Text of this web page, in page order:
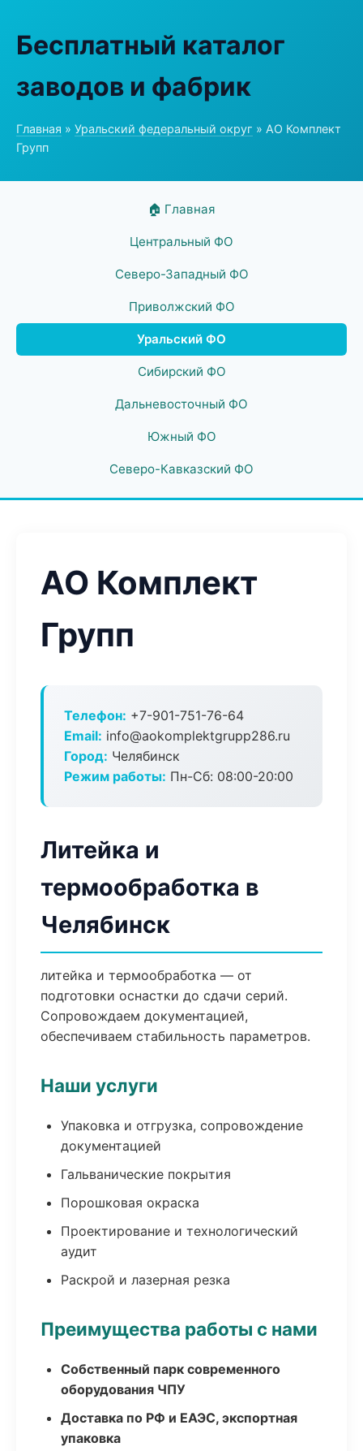
Бесплатный каталог
заводов и фабрик
Главная » Уральский федеральный округ » АО Комплект
Групп
🏠 Главная
Центральный ФО
Северо-Западный ФО
Приволжский ФО
Уральский ФО
Сибирский ФО
Дальневосточный ФО
Южный ФО
Северо-Кавказский ФО
АО Комплект
Групп
Телефон: +7-901-751-76-64
Email: info@aokomplektgrupp286.ru
Город: Челябинск
Режим работы: Пн-Сб: 08:00-20:00
Литейка и
термообработка в
Челябинск
литейка и термообработка — от
подготовки оснастки до сдачи серий.
Сопровождаем документацией,
обеспечиваем стабильность параметров.
Наши услуги
Упаковка и отгрузка, сопровождение
документацией
Гальванические покрытия
Порошковая окраска
Проектирование и технологический
аудит
Раскрой и лазерная резка
Преимущества работы с нами
Собственный парк современного
оборудования ЧПУ
Доставка по РФ и ЕАЭС, экспортная
упаковка